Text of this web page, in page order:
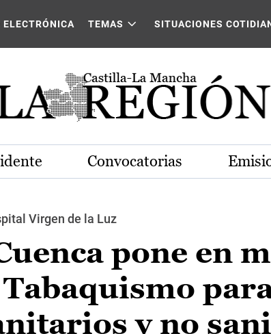
ELECTRÓNICA TEMAS SITUACIONES
Convocatorias
Virgen de la Luz
pone en
y no